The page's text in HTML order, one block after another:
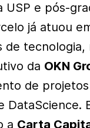
USP e pós-
já atuou
de
da OKN
de
DataScience.
a Carta